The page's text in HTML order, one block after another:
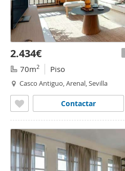
2.434€
70m2 Piso
Casco Antiguo, Arenal, Sevilla
Contactar